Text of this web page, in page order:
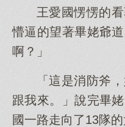
王愛國愣愣的
懵逼的望著畢姥爺
啊？」
「這是消防斧
跟我來。」說完畢
國一路走向了13隊的